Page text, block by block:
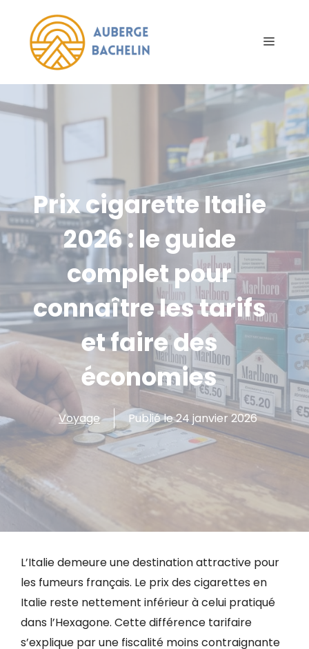
contenu
Menu
Prix cigarette Italie
2026 : le guide
complet pour
connaître les tarifs
et faire des
économies
Voyage Publié le24 janvier 2026
L’Italie demeure une destination attractive pour
les fumeurs français. Le prix des cigarettes en
Italie reste nettement inférieur à celui pratiqué
dans l’Hexagone. Cette différence tarifaire
s’explique par une fiscalité moins contraignante